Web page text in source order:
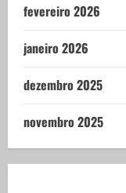
fevereiro 2026
janeiro 2026
dezembro 2025
novembro 2025